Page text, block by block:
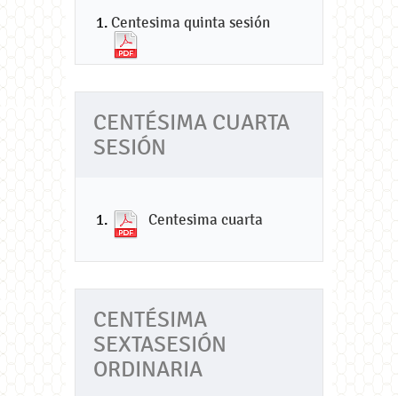
Centesima quinta sesión
CENTÉSIMA CUARTA
SESIÓN
Centesima cuarta
CENTÉSIMA
SEXTASESIÓN
ORDINARIA